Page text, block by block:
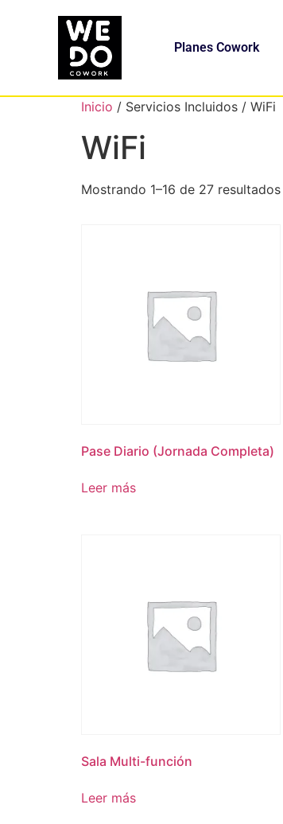
Planes Cowork
Inicio / Servicios Incluidos / WiFi
WiFi
Mostrando 1–16 de 27 resultados
Pase Diario (Jornada Completa)
Leer más
Sala Multi-función
Leer más